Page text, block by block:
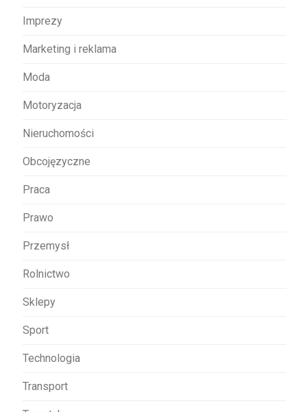
Imprezy
Marketing i reklama
Moda
Motoryzacja
Nieruchomości
Obcojęzyczne
Praca
Prawo
Przemysł
Rolnictwo
Sklepy
Sport
Technologia
Transport